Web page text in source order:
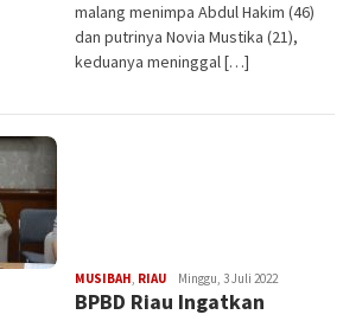
malang menimpa Abdul Hakim (46)
dan putrinya Novia Mustika (21),
keduanya meninggal […]
MUSIBAH, RIAUEdi
Gustien
Minggu, 3 Juli 2022
BPBD Riau Ingatkan